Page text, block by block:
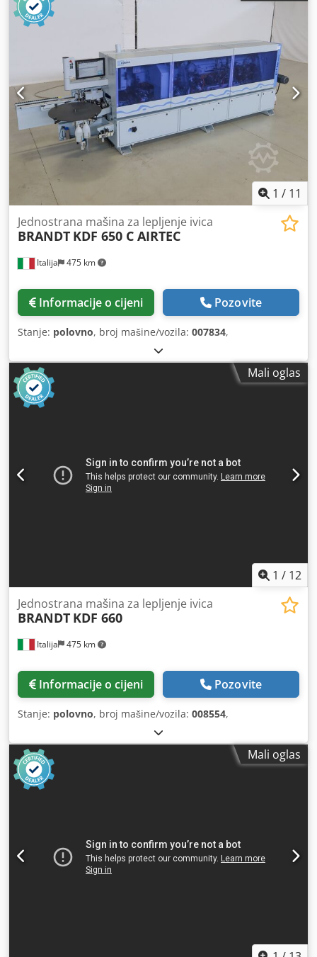
1 / 11
Italija 475 km
Jednostrana mašina za lepljenje ivica
BRANDT KDF 650 C AIRTEC
Informacije o cijeni Pozovite
Stanje: polovno, broj mašine/vozila: 007834,
Mali oglas
1 / 12
Italija 475 km
Jednostrana mašina za lepljenje ivica
BRANDT KDF 660
Informacije o cijeni Pozovite
Stanje: polovno, broj mašine/vozila: 008554,
Mali oglas